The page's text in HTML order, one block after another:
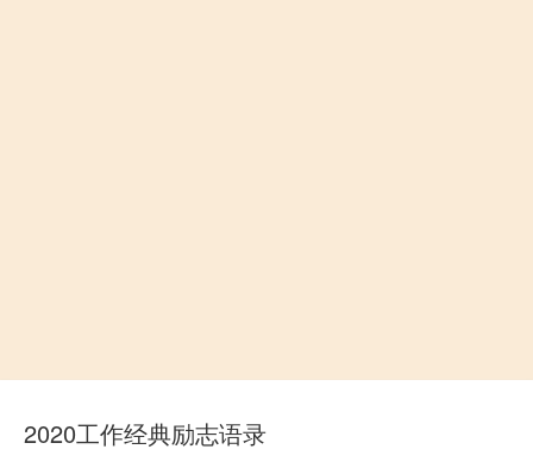
2020工作经典励志语录